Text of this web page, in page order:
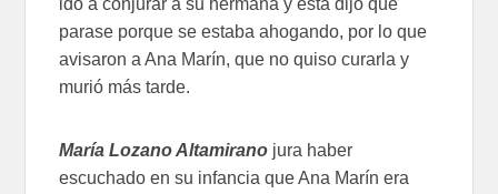
ido a conjurar a su hermana y ésta dijo que
parase porque se estaba ahogando, por lo que
avisaron a Ana Marín, que no quiso curarla y
murió más tarde.
María Lozano Altamirano jura haber
escuchado en su infancia que Ana Marín era